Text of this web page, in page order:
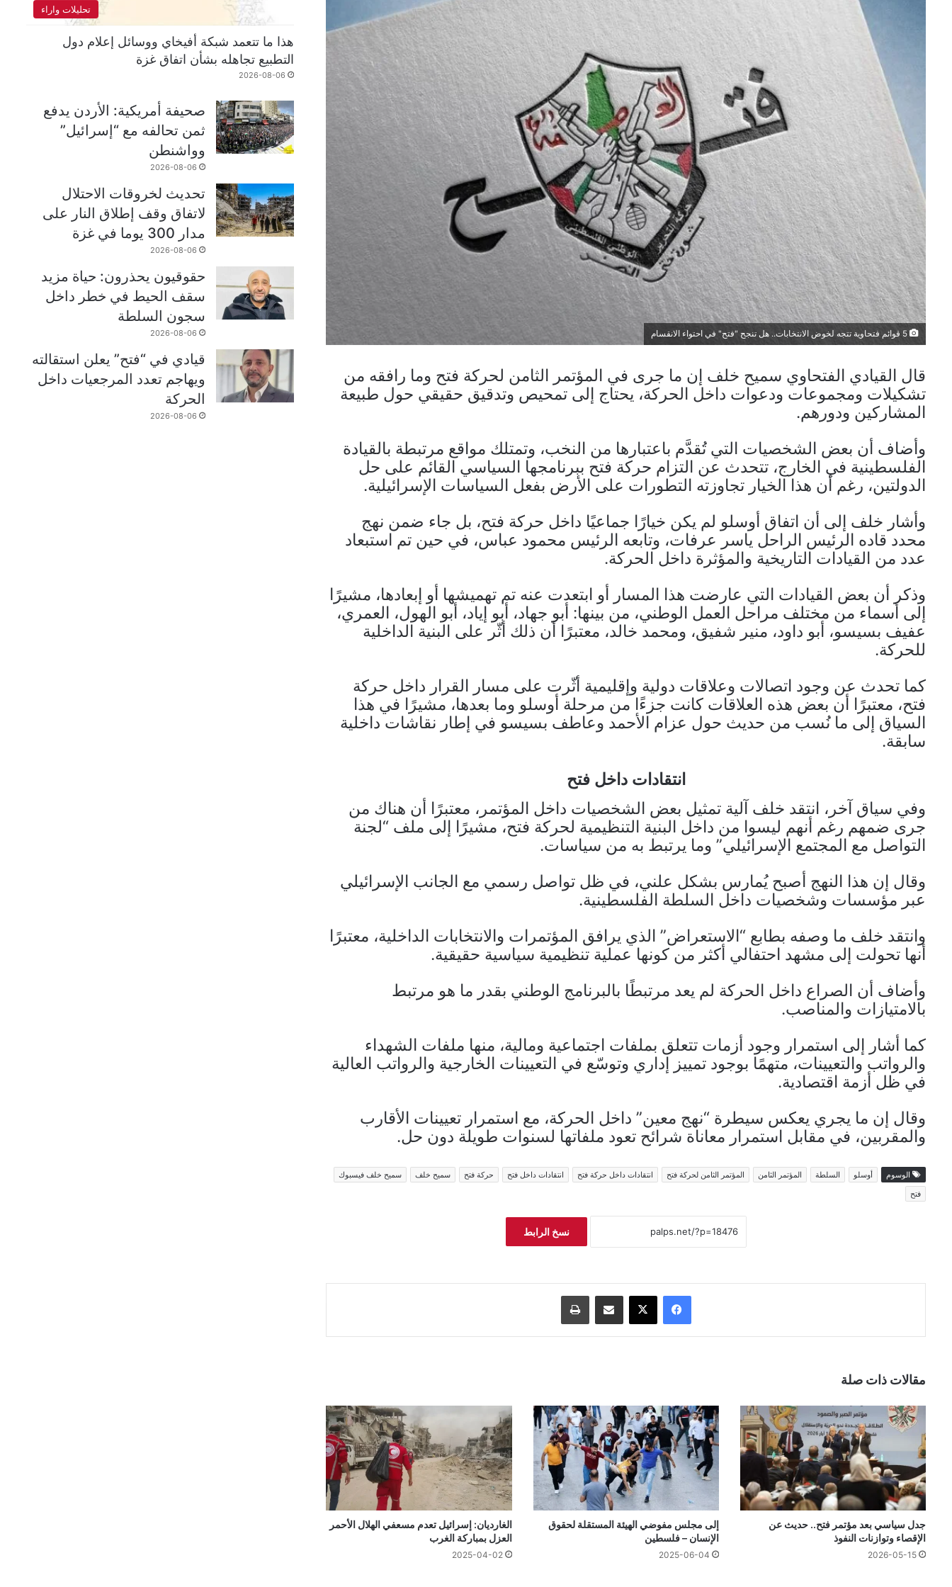
قال القيادي الفتحاوي سميح خلف إن ما جرى في المؤتمر الثامن لحركة فتح وما رافقه من
تشكيلات ومجموعات ودعوات داخل الحركة، يحتاج إلى تمحيص وتدقيق حقيقي حول طبيعة
المشاركين ودورهم.
وأضاف أن بعض الشخصيات التي تُقدَّم باعتبارها من النخب، وتمتلك مواقع مرتبطة بالقيادة
الفلسطينية في الخارج، تتحدث عن التزام حركة فتح ببرنامجها السياسي القائم على حل
الدولتين، رغم أن هذا الخيار تجاوزته التطورات على الأرض بفعل السياسات الإسرائيلية.
وأشار خلف إلى أن اتفاق أوسلو لم يكن خيارًا جماعيًا داخل حركة فتح، بل جاء ضمن نهج
محدد قاده الرئيس الراحل ياسر عرفات، وتابعه الرئيس محمود عباس، في حين تم استبعاد
عدد من القيادات التاريخية والمؤثرة داخل الحركة.
وذكر أن بعض القيادات التي عارضت هذا المسار أو ابتعدت عنه تم تهميشها أو إبعادها، مشيرًا
إلى أسماء من مختلف مراحل العمل الوطني، من بينها: أبو جهاد، أبو إياد، أبو الهول، العمري،
عفيف بسيسو، أبو داود، منير شفيق، ومحمد خالد، معتبرًا أن ذلك أثّر على البنية الداخلية
للحركة.
كما تحدث عن وجود اتصالات وعلاقات دولية وإقليمية أثّرت على مسار القرار داخل حركة
فتح، معتبرًا أن بعض هذه العلاقات كانت جزءًا من مرحلة أوسلو وما بعدها، مشيرًا في هذا
السياق إلى ما نُسب من حديث حول عزام الأحمد وعاطف بسيسو في إطار نقاشات داخلية
سابقة.
انتقادات داخل فتح
وفي سياق آخر، انتقد خلف آلية تمثيل بعض الشخصيات داخل المؤتمر، معتبرًا أن هناك من
جرى ضمهم رغم أنهم ليسوا من داخل البنية التنظيمية لحركة فتح، مشيرًا إلى ملف “لجنة
التواصل مع المجتمع الإسرائيلي” وما يرتبط به من سياسات.
وقال إن هذا النهج أصبح يُمارس بشكل علني، في ظل تواصل رسمي مع الجانب الإسرائيلي
عبر مؤسسات وشخصيات داخل السلطة الفلسطينية.
وانتقد خلف ما وصفه بطابع “الاستعراض” الذي يرافق المؤتمرات والانتخابات الداخلية، معتبرًا
أنها تحولت إلى مشهد احتفالي أكثر من كونها عملية تنظيمية سياسية حقيقية.
وأضاف أن الصراع داخل الحركة لم يعد مرتبطًا بالبرنامج الوطني بقدر ما هو مرتبط
بالامتيازات والمناصب.
كما أشار إلى استمرار وجود أزمات تتعلق بملفات اجتماعية ومالية، منها ملفات الشهداء
والرواتب والتعيينات، متهمًا بوجود تمييز إداري وتوسّع في التعيينات الخارجية والرواتب العالية
في ظل أزمة اقتصادية.
وقال إن ما يجري يعكس سيطرة “نهج معين” داخل الحركة، مع استمرار تعيينات الأقارب
والمقربين، في مقابل استمرار معاناة شرائح تعود ملفاتها لسنوات طويلة دون حل.
الوسوم أوسلو السلطة المؤتمر الثامن المؤتمر الثامن لحركة فتح انتقادات داخل حركة فتح انتقادات داخل فتح حركة فتح سميح خلف
سميح خلف فيسبوك
فتح
نسخ الرابط
فيسبوك ‫X مشاركة عبر البريد طباعة
مقالات ذات صلة
جدل سياسي بعد مؤتمر فتح.. حديث عن
الإقصاء وتوازنات النفوذ
2026-05-15
إلى مجلس مفوضي الهيئة المستقلة لحقوق
الإنسان – فلسطين
2025-06-04
الغارديان: إسرائيل تعدم مسعفي الهلال الأحمر
العزل بمباركة الغرب
2025-04-02
تحليلات واراء
هذا ما تتعمد شبكة أفيخاي ووسائل إعلام دول
التطبيع تجاهله بشأن اتفاق غزة
2026-08-06
صحيفة أمريكية: الأردن يدفع
ثمن تحالفه مع “إسرائيل”
وواشنطن
2026-08-06
تحديث لخروقات الاحتلال
لاتفاق وقف إطلاق النار على
مدار 300 يوما في غزة
2026-08-06
حقوقيون يحذرون: حياة مزيد
سقف الحيط في خطر داخل
سجون السلطة
2026-08-06
قيادي في “فتح” يعلن استقالته
ويهاجم تعدد المرجعيات داخل
الحركة
2026-08-06